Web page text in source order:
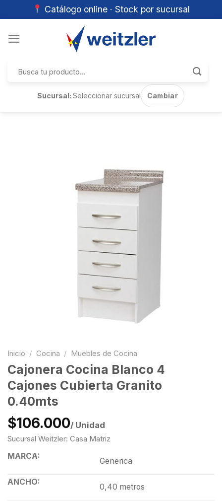
Catálogo online · Stock por sucursal
por:
Sucursal:Seleccionar sucursal Cambiar
Inicio / Cocina / Muebles de Cocina
Cajonera Cocina Blanco 4
Cajones Cubierta Granito
0.40mts
$106.000/ Unidad
Sucursal Weitzler: Casa Matriz
MARCA:
Generica
ANCHO:
0,40 metros